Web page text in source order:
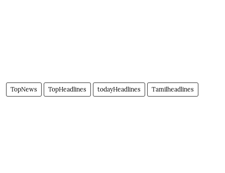
TopNews TopHeadlines todayHeadlines Tamilheadlines